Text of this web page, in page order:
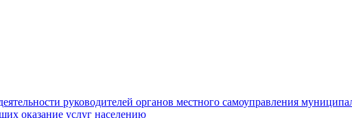
руководителей органов местного самоуправления
оказание услуг населению